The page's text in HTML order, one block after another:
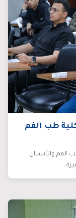
طب الفم
الفم والأسنان،